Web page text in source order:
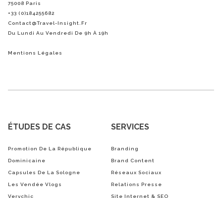
75008 Paris
+33 (0)184255682
Contact@Travel-Insight.fr
Du Lundi Au Vendredi De 9h À 19h
Mentions Légales
ÉTUDES DE CAS
Promotion De La République
Dominicaine
Capsules De La Sologne
Les Vendée Vlogs
Verychic
SERVICES
Branding
Brand Content
Réseaux Sociaux
Relations Presse
Site Internet & SEO